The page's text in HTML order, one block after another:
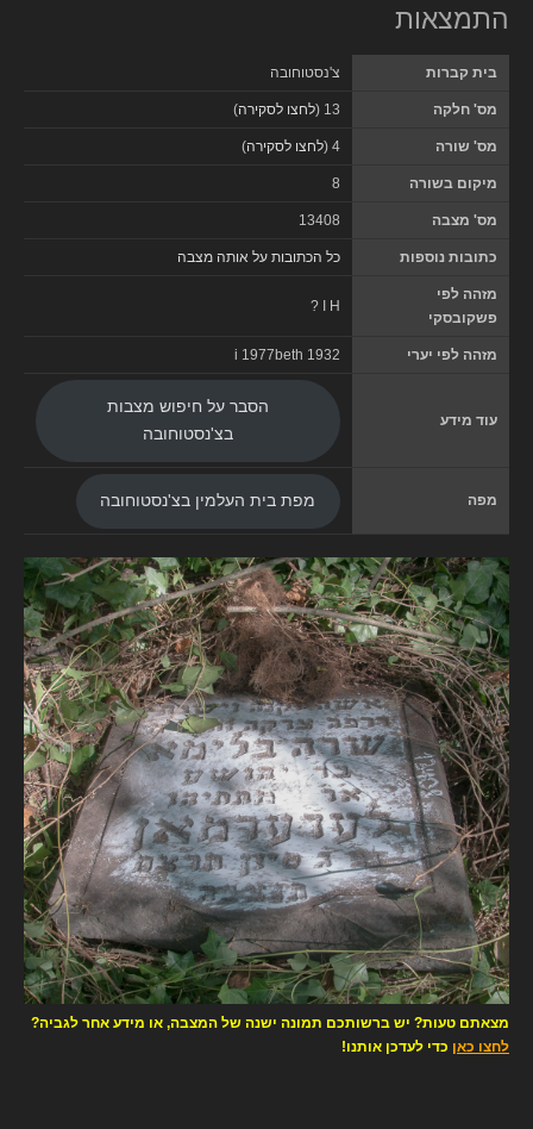
התמצאות
בית קברות צ'נסטוחובה
מס' חלקה 13 ( לחצו לסקירה)
מס' שורה 4 ( לחצו לסקירה)
מיקום בשורה 8
מס' מצבה 13408
כתובות נוספות כל הכתובות על אותה מצבה
מזהה לפי
פשקובסקי
? I H
מזהה לפי יערי 1932 i 1977beth
עוד מידע
הסבר על חיפוש מצבות
בצ'נסטוחובה
מפה מפת בית העלמין בצ'נסטוחובה
מצאתם טעות? יש ברשותכם תמונה ישנה של המצבה, או מידע אחר לגביה?
לחצו כאן כדי לעדכן אותנו!